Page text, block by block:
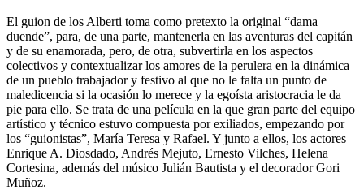
El guion de los Alberti toma como pretexto la original “dama
duende”, para, de una parte, mantenerla en las aventuras del capitán
y de su enamorada, pero, de otra, subvertirla en los aspectos
colectivos y contextualizar los amores de la perulera en la dinámica
de un pueblo trabajador y festivo al que no le falta un punto de
maledicencia si la ocasión lo merece y la egoísta aristocracia le da
pie para ello. Se trata de una película en la que gran parte del equipo
artístico y técnico estuvo compuesta por exiliados, empezando por
los “guionistas”, María Teresa y Rafael. Y junto a ellos, los actores
Enrique A. Diosdado, Andrés Mejuto, Ernesto Vilches, Helena
Cortesina, además del músico Julián Bautista y el decorador Gori
Muñoz.